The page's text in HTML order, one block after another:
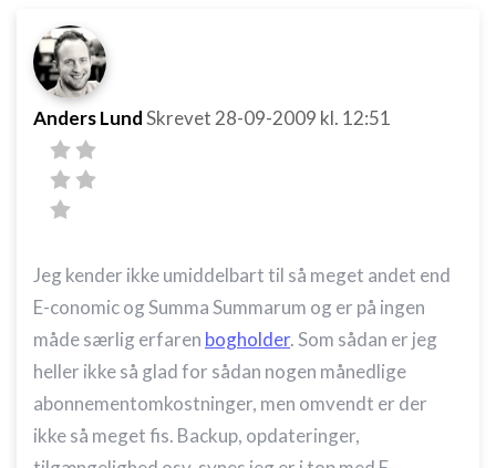
Anders LundSkrevet 28-09-2009 kl. 12:51
Jeg kender ikke umiddelbart til så meget andet end
E-conomic og Summa Summarum og er på ingen
måde særlig erfaren bogholder. Som sådan er jeg
heller ikke så glad for sådan nogen månedlige
abonnementomkostninger, men omvendt er der
ikke så meget fis. Backup, opdateringer,